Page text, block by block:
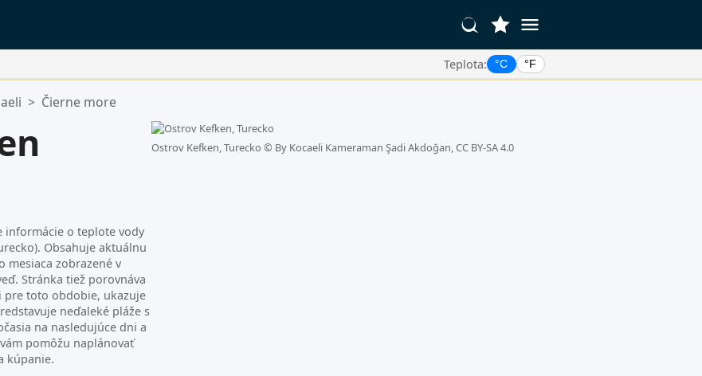
Teplota: °C °F
> Čierne more
informácie o teplote vody
Obsahuje aktuálnu
mesiaca zobrazené v
Stránka tiež porovnáva
toto obdobie, ukazuje
neďaleké pláže s
na nasledujúce dni a
pomôžu naplánovať
kúpanie.
Ostrov Kefken, Turecko © By Kocaeli Kameraman Şadi Akdoğan, CC BY-SA 4.0